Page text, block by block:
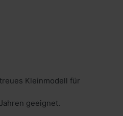
Kleinmodell für
geeignet.